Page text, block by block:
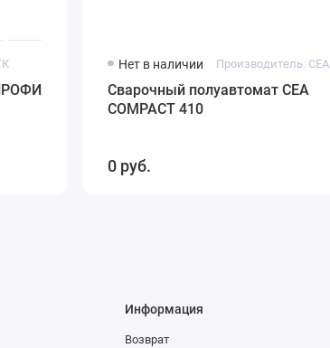
Нет в наличии Производитель: CEA
Сварочный полуавтомат CEA
COMPACT 410
0 руб.
Информация
Возврат